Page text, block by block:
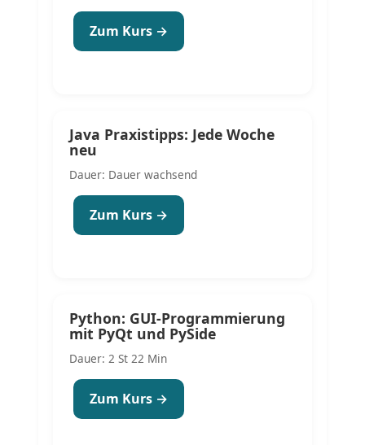
Zum Kurs →
Java Praxistipps: Jede Woche
neu
Dauer: Dauer wachsend
Zum Kurs →
Python: GUI-Programmierung
mit PyQt und PySide
Dauer: 2 St 22 Min
Zum Kurs →